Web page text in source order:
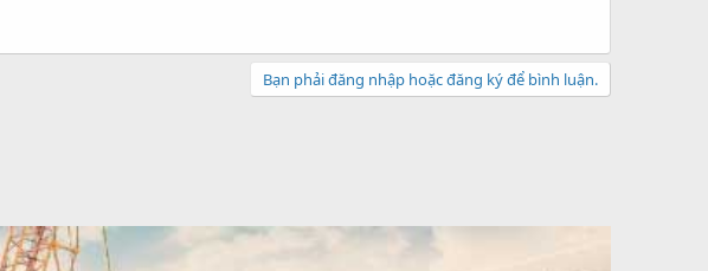
Bạn phải đăng nhập hoặc đăng ký để bình luận.